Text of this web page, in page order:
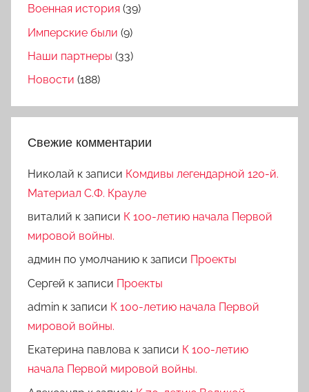
Военная история (39)
Имперские были (9)
Наши партнеры (33)
Новости (188)
Свежие комментарии
Николай к записи Комдивы легендарной 120-й.
Материал С.Ф. Крауле
виталий к записи К 100-летию начала Первой
мировой войны.
админ по умолчанию к записи Проекты
Сергей к записи Проекты
admin к записи К 100-летию начала Первой
мировой войны.
Екатерина павлова к записи К 100-летию
начала Первой мировой войны.